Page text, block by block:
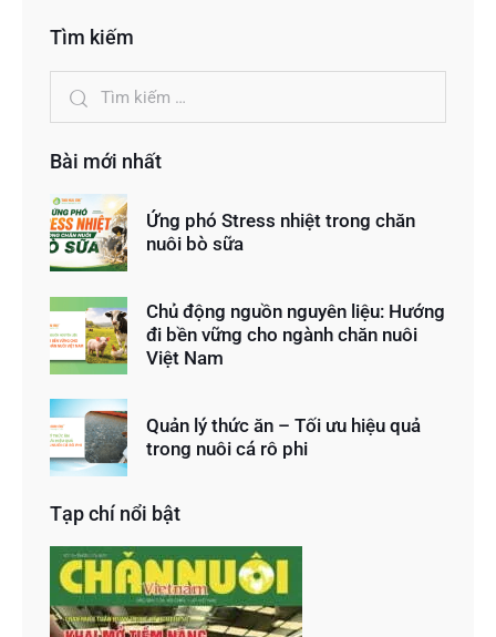
Tìm kiếm
Bài mới nhất
Ứng phó Stress nhiệt trong chăn
nuôi bò sữa
Chủ động nguồn nguyên liệu: Hướng
đi bền vững cho ngành chăn nuôi
Việt Nam
Quản lý thức ăn – Tối ưu hiệu quả
trong nuôi cá rô phi
Tạp chí nổi bật